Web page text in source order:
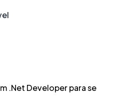
.Net Developer para se